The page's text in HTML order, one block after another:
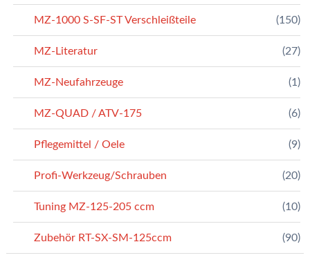
MZ-1000 S-SF-ST Verschleißteile (150)
MZ-Literatur (27)
MZ-Neufahrzeuge (1)
MZ-QUAD / ATV-175 (6)
Pflegemittel / Oele (9)
Profi-Werkzeug/Schrauben (20)
Tuning MZ-125-205 ccm (10)
Zubehör RT-SX-SM-125ccm (90)